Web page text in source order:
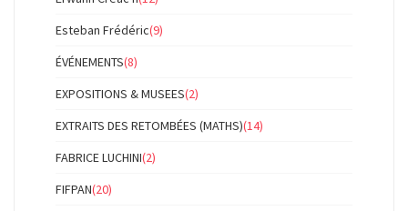
Esteban Frédéric(9)
ÉVÉNEMENTS(8)
EXPOSITIONS & MUSEES(2)
EXTRAITS DES RETOMBÉES (MATHS)(14)
FABRICE LUCHINI(2)
FIFPAN(20)